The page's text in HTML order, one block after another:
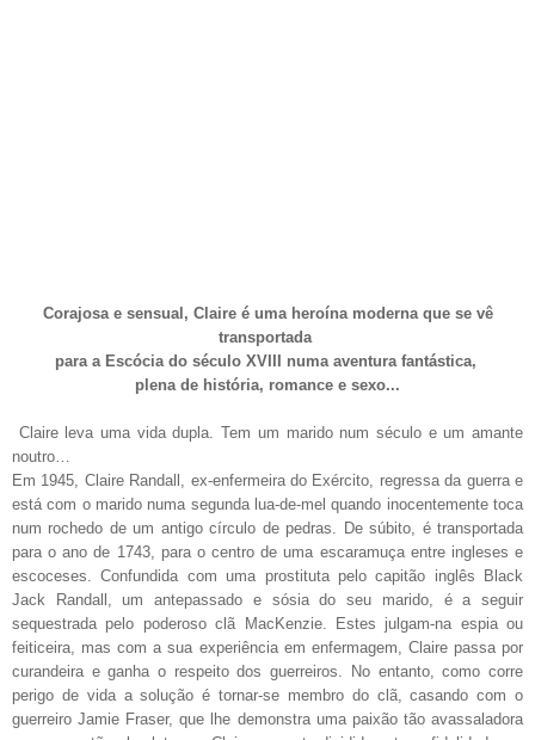
Corajosa e sensual, Claire é uma heroína moderna que se vê
transportada
para a Escócia do século XVIII numa aventura fantástica,
plena de história, romance e sexo...
Claire leva uma vida dupla. Tem um marido num século e um amante
noutro…
Em 1945, Claire Randall, ex-enfermeira do Exército, regressa da guerra e
está com o marido numa segunda lua-de-mel quando inocentemente toca
num rochedo de um antigo círculo de pedras. De súbito, é transportada
para o ano de 1743, para o centro de uma escaramuça entre ingleses e
escoceses. Confundida com uma prostituta pelo capitão inglês Black
Jack Randall, um antepassado e sósia do seu marido, é a seguir
sequestrada pelo poderoso clã MacKenzie. Estes julgam-na espia ou
feiticeira, mas com a sua experiência em enfermagem, Claire passa por
curandeira e ganha o respeito dos guerreiros. No entanto, como corre
perigo de vida a solução é tornar-se membro do clã, casando com o
guerreiro Jamie Fraser, que lhe demonstra uma paixão tão avassaladora